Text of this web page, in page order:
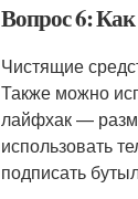
Вопрос 6: Как
Чистящие
Также можно
лайфхак —
использовать
подписать